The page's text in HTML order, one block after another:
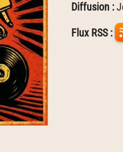
Diffusion :
Flux RSS :